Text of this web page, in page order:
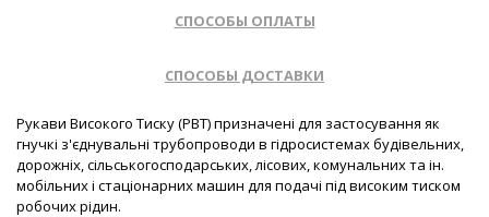
СПОСОБЫ ОПЛАТЫ
СПОСОБЫ ДОСТАВКИ
Рукави Високого Тиску (РВТ) призначені для застосування як
гнучкі з'єднувальні трубопроводи в гідросистемах будівельних,
дорожніх, сільськогосподарських, лісових, комунальних та ін.
мобільних і стаціонарних машин для подачі під високим тиском
робочих рідин.